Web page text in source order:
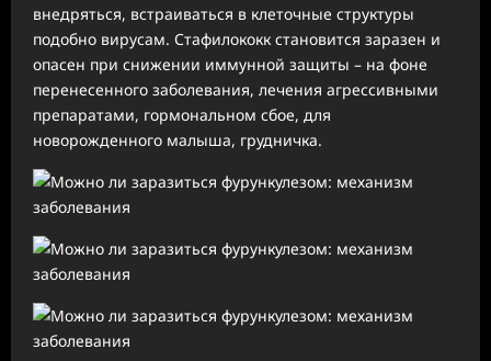
внедряться, встраиваться в клеточные структуры
подобно вирусам. Стафилококк становится заразен и
опасен при снижении иммунной защиты – на фоне
перенесенного заболевания, лечения агрессивными
препаратами, гормональном сбое, для
новорожденного малыша, грудничка.